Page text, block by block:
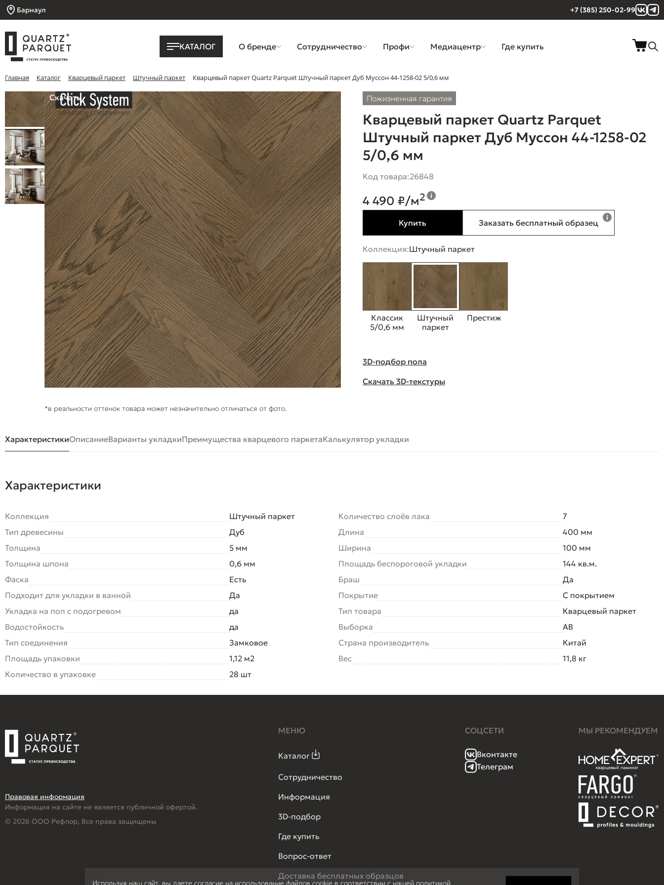
Барнаул +7 (385) 250-02-99
КАТАЛОГ О бренде Сотрудничество Профи Медиацентр Где купить
Главная Каталог Кварцевый паркет Штучный паркет Кварцевый паркет Quartz Parquet Штучный паркет Дуб Муссон 44-1258-02 5/0,6 мм
Скачать
*в реальности оттенок товара может незначительно отличаться от фото.
Пожизненная гарантия
Кварцевый паркет Quartz Parquet
Штучный паркет Дуб Муссон 44-1258-02
5/0,6 мм
Код товара:26848
4 490 ₽/м2
Купить Заказать бесплатный образец
Коллекция:Штучный паркет
Классик
5/0,6 мм
Штучный
паркет
Престиж
3D-подбор пола
Скачать 3D-текстуры
ХарактеристикиОписаниеВарианты укладкиПреимущества кварцевого паркетаКалькулятор укладки
Характеристики
Коллекция
Штучный паркет
Тип древесины
Дуб
Толщина
5 мм
Толщина шпона
0,6 мм
Фаска
Есть
Подходит для укладки в ванной
Да
Укладка на пол c подогревом
да
Водостойкость
да
Тип соединения
Замковое
Площадь упаковки
1,12 м2
Количество в упаковке
28 шт
Количество слоёв лака
7
Длина
400 мм
Ширина
100 мм
Площадь беспороговой укладки
144 кв.м.
Браш
Да
Покрытие
С покрытием
Тип товара
Кварцевый паркет
Выборка
AB
Страна производитель
Китай
Вес
11,8 кг
Правовая информация
Информация на сайте не является публичной офертой.
© 2026 ООО Рефлор, Все права защищены
МЕНЮ
Каталог
Сотрудничество
Информация
3D-подбор
Где купить
Вопрос-ответ
Доставка бесплатных образцов
СОЦСЕТИ
Вконтакте
Телеграм
МЫ РЕКОМЕНДУЕМ
Используя наш сайт, вы даете согласие на использование файлов cookie в соответствии с нашей политикой